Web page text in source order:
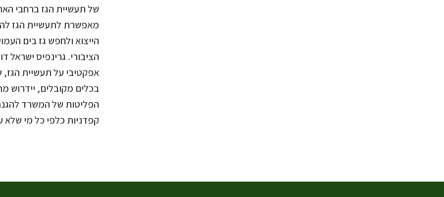
של תעשיית הגז ברחבי
מאפשרת לתעשיית הגז
הייצוא ולחפש גז בים
הציבורי. גרינפיס
אפקטיבי על תעשיית
בכלים מקובלים, יידרוש
הפליטות של המשרד
קפדניות כלפי כל מי